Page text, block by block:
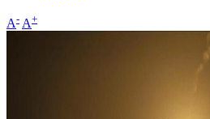
A- A+